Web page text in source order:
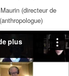
(directeur de